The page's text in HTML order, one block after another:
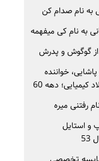
به نام صدام کن
به نام کی میفهمه
گوگوش و پدرش
خواننده
دهه 60
رفتنی میره
و استایل